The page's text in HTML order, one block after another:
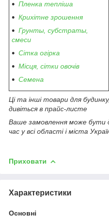
Пленка тепліша
Крихітне зрошення
Грунты, субстраты,
смеси
Сітка огірка
Місця, сітки овочів
Семена
Ці та інші товари для
дивіться в прайс-листе
Ваше замовлення може бути
час у всі області і міста
Приховати
Характеристики
Основні